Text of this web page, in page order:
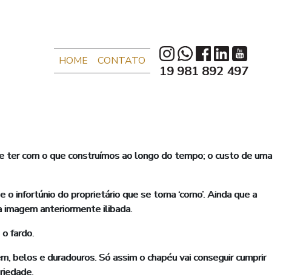
HOME CONTATO
19 981 892 497
com o que construímos ao longo do tempo; o custo de uma
infortúnio do proprietário que se torna ‘corno’. Ainda que a
imagem anteriormente ilibada.
fardo.
e duradouros. Só assim o chapéu vai conseguir cumprir